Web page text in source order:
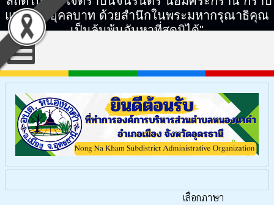
แทบพระยุคลบาท ด้วยสำนึกในพระมหากรุณาธิคุณ
เป็นล้นพ้นอันหาที่สุดมิได้"
เลือกภาษา